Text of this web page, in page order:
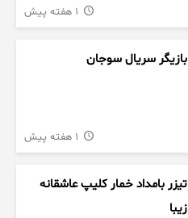
بازیگر سریال سوجان
تیزر بامداد خمار کلیپ عاشقانه
زیبا